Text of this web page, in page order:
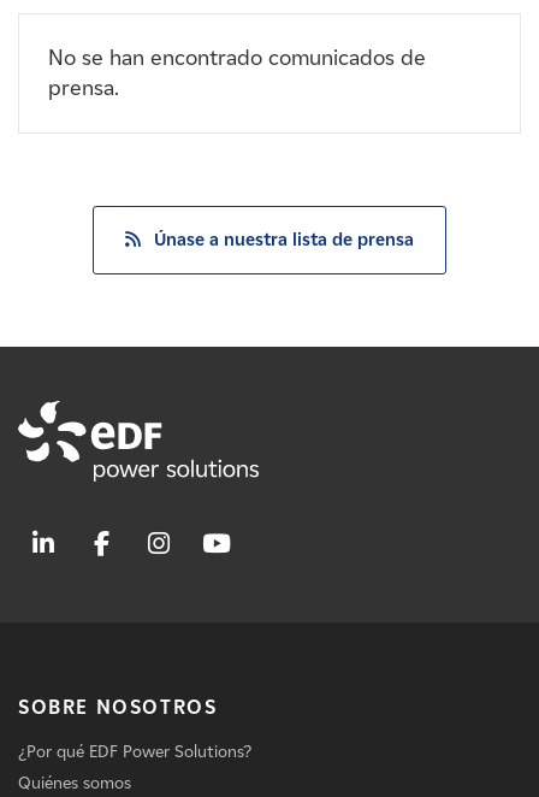
No se han encontrado comunicados de
prensa.
Únase a nuestra lista de prensa
SOBRE NOSOTROS
¿Por qué EDF Power Solutions?
Quiénes somos